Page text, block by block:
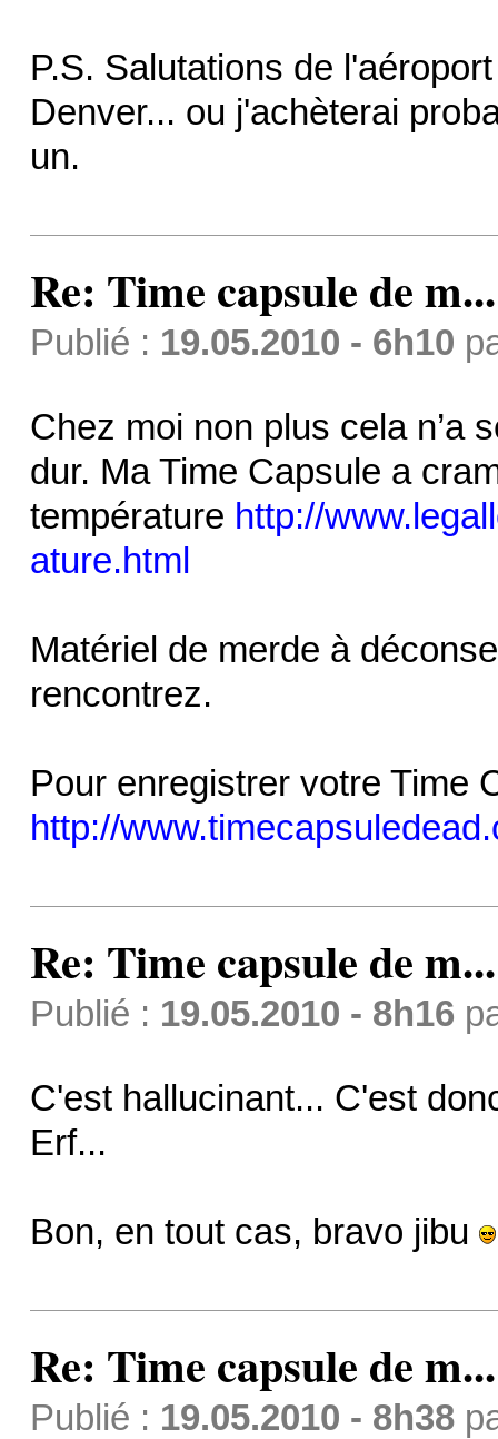
P.S. Salutations de
Denver... ou j'achèterai
un.
Re: Time capsule de m...
Publié : 19.05.2010 - 6h10
Chez moi non plus cela n’a
dur. Ma Time Capsule a
température http://
ature.html
Matériel de merde à
rencontrez.
Pour enregistrer votre Time
http://
Re: Time capsule de m...
Publié : 19.05.2010 - 8h16
C'est hallucinant... C'est
Erf...
Bon, en tout cas, bravo jibu
Re: Time capsule de m...
Publié : 19.05.2010 - 8h38